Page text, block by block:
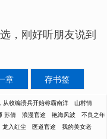
，刚好听朋友说到
章 存书签
从收编溃兵开始称霸南洋
山村情
苏倩 浪漫官途 艳海风波
不良之年
龙入红尘 医道官途
我的美女老